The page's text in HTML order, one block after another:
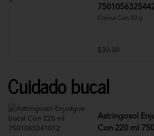
Crema Con 50 g
$30.00
Cuidado bucal
Astringosol
Con 220 ml